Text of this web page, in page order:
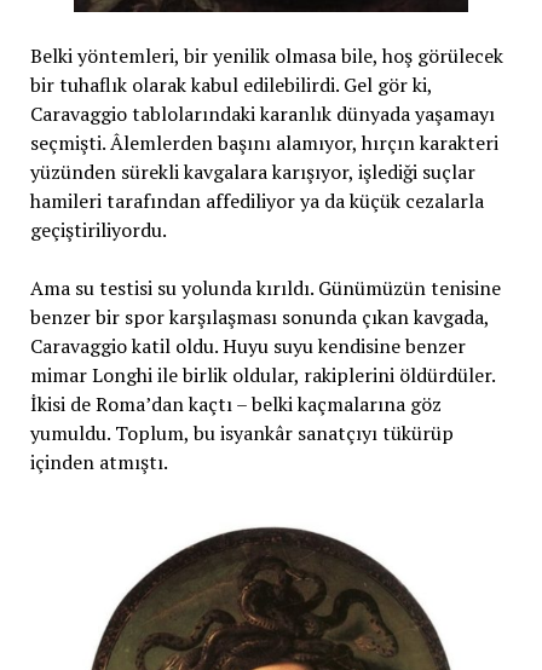
Belki yöntemleri, bir yenilik olmasa bile, hoş görülecek
bir tuhaflık olarak kabul edilebilirdi. Gel gör ki,
Caravaggio tablolarındaki karanlık dünyada yaşamayı
seçmişti. Âlemlerden başını alamıyor, hırçın karakteri
yüzünden sürekli kavgalara karışıyor, işlediği suçlar
hamileri tarafından affediliyor ya da küçük cezalarla
geçiştiriliyordu.
Ama su testisi su yolunda kırıldı. Günümüzün tenisine
benzer bir spor karşılaşması sonunda çıkan kavgada,
Caravaggio katil oldu. Huyu suyu kendisine benzer
mimar Longhi ile birlik oldular, rakiplerini öldürdüler.
İkisi de Roma’dan kaçtı – belki kaçmalarına göz
yumuldu. Toplum, bu isyankâr sanatçıyı tükürüp
içinden atmıştı.